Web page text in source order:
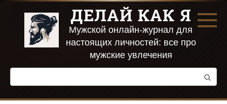
Перейти
контенту
ДЕЛАЙ КАК Я
Мужской онлайн-журнал для
настоящих личностей: все про
мужские увлечения
Поиск: